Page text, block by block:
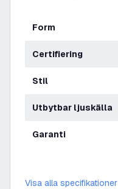
Form
Certifiering
Stil
Utbytbar ljuskälla
Garanti
Visa alla specifikationer